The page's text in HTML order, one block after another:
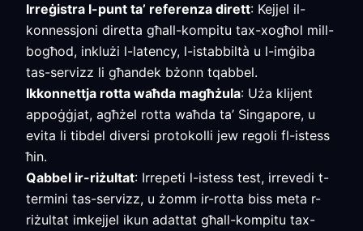
Irreġistra l-punt ta’ referenza dirett: Kejjel il-
konnessjoni diretta għall-kompitu tax-xogħol mill-
bogħod, inklużi l-latency, l-istabbiltà u l-imġiba
tas-servizz li għandek bżonn tqabbel.
Ikkonnettja rotta waħda magħżula: Uża klijent
appoġġjat, agħżel rotta waħda ta’ Singapore, u
evita li tibdel diversi protokolli jew regoli fl-istess
ħin.
Qabbel ir-riżultat: Irrepeti l-istess test, irrevedi t-
termini tas-servizz, u żomm ir-rotta biss meta r-
riżultat imkejjel ikun adattat għall-kompitu tax-